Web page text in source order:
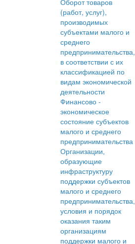
Оборот товаров
(работ, услуг),
производимых
субъектами малого и
среднего
предпринимательства,
в соответствии с их
классификацией по
видам экономической
деятельности
Финансово -
экономическое
состояние субъектов
малого и среднего
предпринимательства
Организации,
образующие
инфраструктуру
поддержки субъектов
малого и среднего
предпринимательства,
условия и порядок
оказания таким
организациям
поддержки малого и